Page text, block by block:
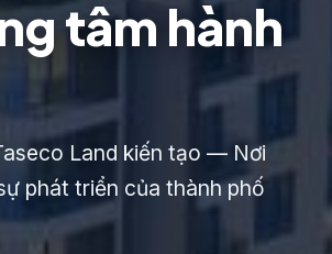
tâm hành
Land kiến tạo — Nơi
phát triển của thành phố